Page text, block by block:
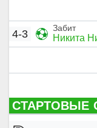
Забит
Никита
4-3
СТАРТОВЫЕ